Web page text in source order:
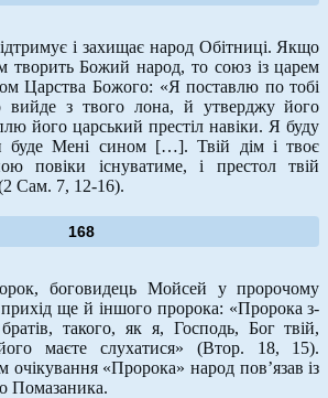
і захищає народ Обітниці. Якщо
творить Божий народ, то союз із царем
Царства Божого: «Я поставлю по тобі
вийде з твого лона, й утверджу його
його царський престіл навіки. Я буду
буде Мені сином […]. Твій дім і твоє
повіки існуватиме, і престол твій
Сам. 7, 12-16).
168
боговидець Мойсей у пророчому
прихід ще й іншого пророка: «Пророка з-
такого, як я, Господь, Бог твій,
маєте слухатися» (Втор. 18, 15).
«Пророка» народ пов’язав із
Помазаника.